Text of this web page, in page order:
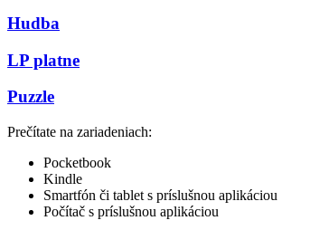
Hudba
LP platne
Puzzle
Prečítate na zariadeniach:
Pocketbook
Kindle
Smartfón či tablet s príslušnou aplikáciou
Počítač s príslušnou aplikáciou